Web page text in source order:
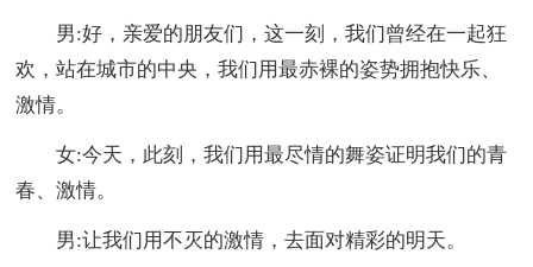
男:好，亲爱的朋友们，这一刻，我们曾经在一起狂
欢，站在城市的中央，我们用最赤裸的姿势拥抱快乐、
激情。
女:今天，此刻，我们用最尽情的舞姿证明我们的青
春、激情。
男:让我们用不灭的激情，去面对精彩的明天。